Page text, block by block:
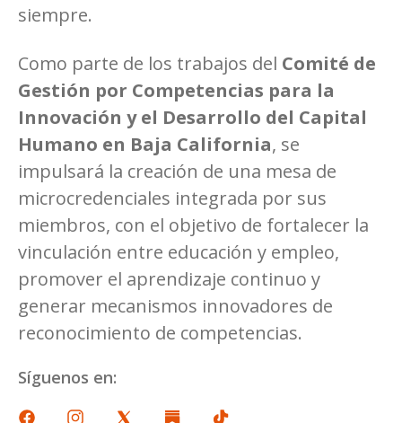
siempre.
Como parte de los trabajos del Comité de
Gestión por Competencias para la
Innovación y el Desarrollo del Capital
Humano en Baja California, se
impulsará la creación de una mesa de
microcredenciales integrada por sus
miembros, con el objetivo de fortalecer la
vinculación entre educación y empleo,
promover el aprendizaje continuo y
generar mecanismos innovadores de
reconocimiento de competencias.
Síguenos en: